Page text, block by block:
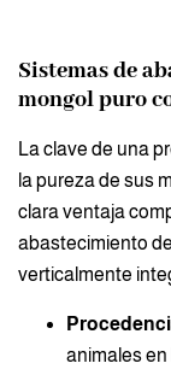
Sistemas de
mongol puro
La clave de una
la pureza de sus
clara ventaja
abastecimiento
verticalmente
animales